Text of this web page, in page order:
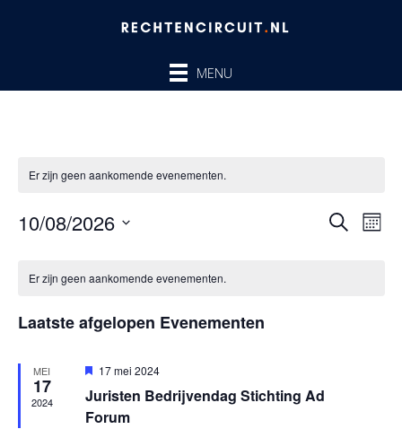
MENU
Er zijn geen aankomende evenementen.
ZOEKEN
10/08/2026
datum.
van
Er zijn geen aankomende evenementen.
Laatste afgelopen Evenementen
MEI
17
2024
Uitgelicht
17 mei 2024
Juristen Bedrijvendag Stichting Ad
Forum